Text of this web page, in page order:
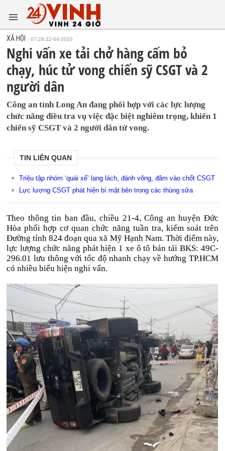
XÃ HỘI 07:28 22-04-2023
Nghi vấn xe tải chở hàng cấm bỏ
chạy, húc tử vong chiến sỹ CSGT và 2
người dân
Công an tỉnh Long An đang phối hợp với các lực lượng
chức năng điều tra vụ việc đặc biệt nghiêm trọng, khiến 1
chiến sỹ CSGT và 2 người dân tử vong.
TIN LIÊN QUAN
Triệu tập nhóm ‘quái xế’ lạng lách, đánh võng, đâm vào chốt CSGT
Lực lượng CSGT phát hiện bí mật bên trong các thùng sữa
Theo thông tin ban đầu, chiều 21-4, Công an huyện Đức
Hòa phối hợp cơ quan chức năng tuần tra, kiểm soát trên
Đường tỉnh 824 đoạn qua xã Mỹ Hạnh Nam. Thời điểm này,
lực lượng chức năng phát hiện 1 xe ô tô bán tải BKS: 49C-
296.01 lưu thông với tốc độ nhanh chạy về hướng TP.HCM
có nhiều biểu hiện nghi vấn.